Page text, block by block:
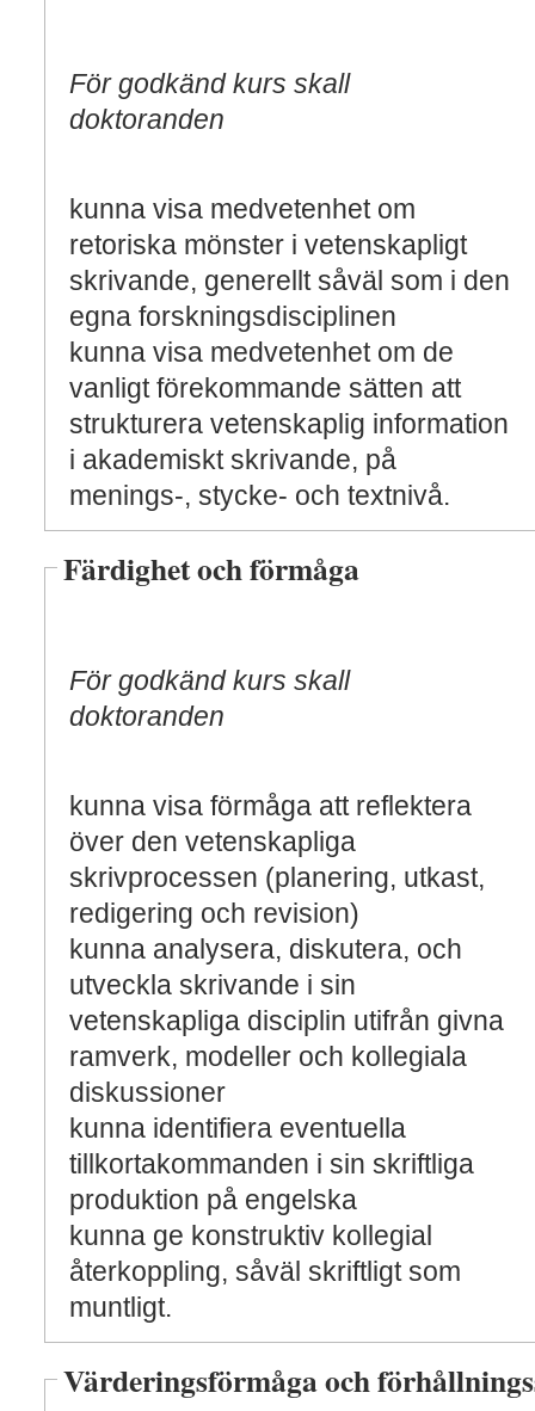
För godkänd kurs skall
doktoranden
kunna visa medvetenhet om
retoriska mönster i vetenskapligt
skrivande, generellt såväl som i den
egna forskningsdisciplinen
kunna visa medvetenhet om de
vanligt förekommande sätten att
strukturera vetenskaplig information
i akademiskt skrivande, på
menings-, stycke- och textnivå.
Färdighet och förmåga
För godkänd kurs skall
doktoranden
kunna visa förmåga att reflektera
över den vetenskapliga
skrivprocessen (planering, utkast,
redigering och revision)
kunna analysera, diskutera, och
utveckla skrivande i sin
vetenskapliga disciplin utifrån givna
ramverk, modeller och kollegiala
diskussioner
kunna identifiera eventuella
tillkortakommanden i sin skriftliga
produktion på engelska
kunna ge konstruktiv kollegial
återkoppling, såväl skriftligt som
muntligt.
Värderingsförmåga och